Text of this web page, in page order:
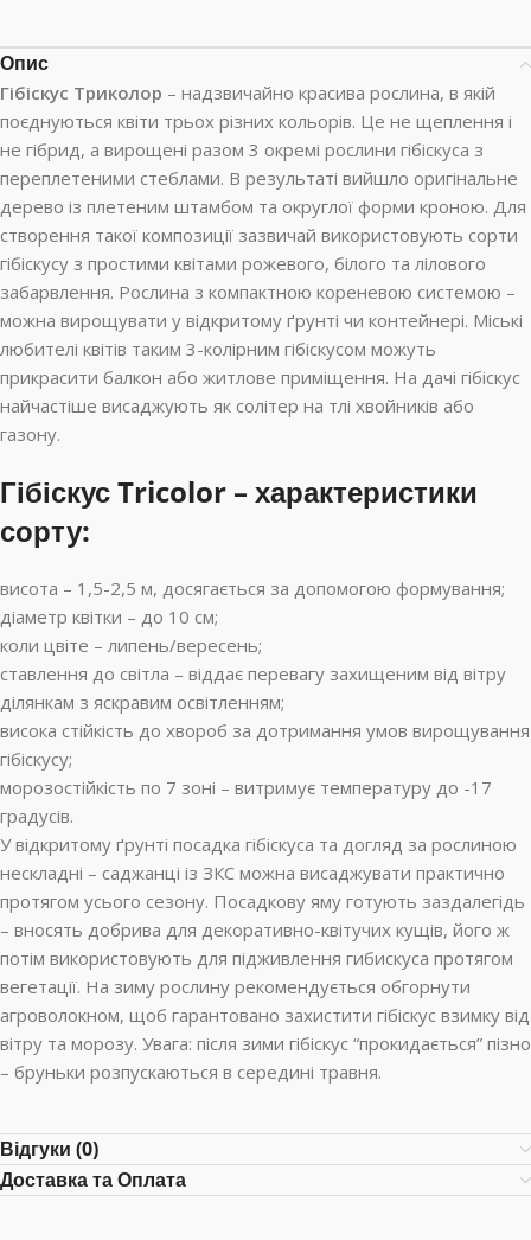
Опис
Гібіскус Триколор – надзвичайно красива рослина, в якій
поєднуються квіти трьох різних кольорів. Це не щеплення і
не гібрид, а вирощені разом 3 окремі рослини гібіскуса з
переплетеними стеблами. В результаті вийшло оригінальне
дерево із плетеним штамбом та округлої форми кроною. Для
створення такої композиції зазвичай використовують сорти
гібіскусу з простими квітами рожевого, білого та лілового
забарвлення. Рослина з компактною кореневою системою –
можна вирощувати у відкритому ґрунті чи контейнері. Міські
любителі квітів таким 3-колірним гібіскусом можуть
прикрасити балкон або житлове приміщення. На дачі гібіскус
найчастіше висаджують як солітер на тлі хвойників або
газону.
Гібіскус Tricolor – характеристики
сорту:
висота – 1,5-2,5 м, досягається за допомогою формування;
діаметр квітки – до 10 см;
коли цвіте – липень/вересень;
ставлення до світла – віддає перевагу захищеним від вітру
ділянкам з яскравим освітленням;
висока стійкість до хвороб за дотримання умов вирощування
гібіскусу;
морозостійкість по 7 зоні – витримує температуру до -17
градусів.
У відкритому ґрунті посадка гібіскуса та догляд за рослиною
нескладні – саджанці із ЗКС можна висаджувати практично
протягом усього сезону. Посадкову яму готують заздалегідь
– вносять добрива для декоративно-квітучих кущів, його ж
потім використовують для підживлення гибискуса протягом
вегетації. На зиму рослину рекомендується обгорнути
агроволокном, щоб гарантовано захистити гібіскус взимку від
вітру та морозу. Увага: після зими гібіскус “прокидається” пізно
– бруньки розпускаються в середині травня.
Відгуки (0)
Доставка та Оплата